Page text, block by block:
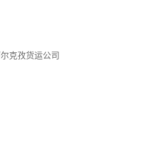
克孜货运公司